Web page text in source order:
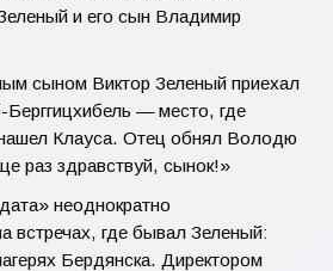
и его сын Владимир
сыном Виктор Зеленый приехал
Берггицхибель — место, где
Клауса. Отец обнял Володю
раз здравствуй, сынок!»
неоднократно
встречах, где бывал Зеленый:
Бердянска. Директором